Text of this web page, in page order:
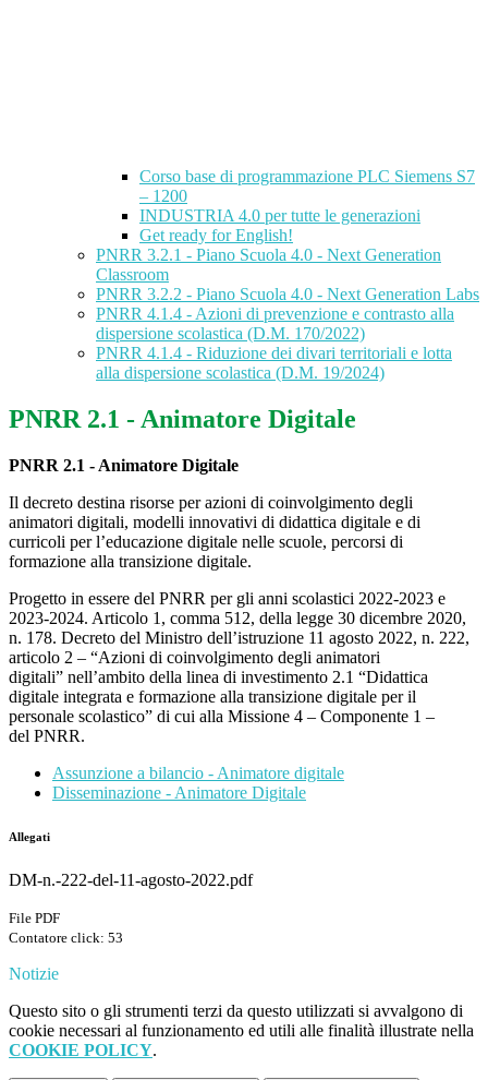
Corso base di programmazione PLC Siemens S7
– 1200
INDUSTRIA 4.0 per tutte le generazioni
Get ready for English!
PNRR 3.2.1 - Piano Scuola 4.0 - Next Generation
Classroom
PNRR 3.2.2 - Piano Scuola 4.0 - Next Generation Labs
PNRR 4.1.4 - Azioni di prevenzione e contrasto alla
dispersione scolastica (D.M. 170/2022)
PNRR 4.1.4 - Riduzione dei divari territoriali e lotta
alla dispersione scolastica (D.M. 19/2024)
PNRR 2.1 - Animatore Digitale
PNRR 2.1 - Animatore Digitale
Il decreto destina risorse per azioni di coinvolgimento degli
animatori digitali, modelli innovativi di didattica digitale e di
curricoli per l’educazione digitale nelle scuole, percorsi di
formazione alla transizione digitale.
Progetto in essere del PNRR per gli anni scolastici 2022-2023 e
2023-2024. Articolo 1, comma 512, della legge 30 dicembre 2020,
n. 178. Decreto del Ministro dell’istruzione 11 agosto 2022, n. 222,
articolo 2 – “Azioni di coinvolgimento degli animatori
digitali” nell’ambito della linea di investimento 2.1 “Didattica
digitale integrata e formazione alla transizione digitale per il
personale scolastico” di cui alla Missione 4 – Componente 1 –
del PNRR.
Assunzione a bilancio - Animatore digitale
Disseminazione - Animatore Digitale
Allegati
DM-n.-222-del-11-agosto-2022.pdf
File PDF
Contatore click: 53
Notizie
Questo sito o gli strumenti terzi da questo utilizzati si avvalgono di
cookie necessari al funzionamento ed utili alle finalità illustrate nella
COOKIE POLICY.